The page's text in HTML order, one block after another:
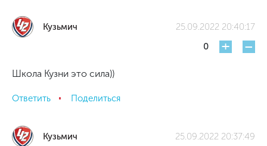
Кузьмич
25.09.2022 20:40:17
0
+ -
Школа Кузни это сила))
Ответить Поделиться
Кузьмич
25.09.2022 20:37:49